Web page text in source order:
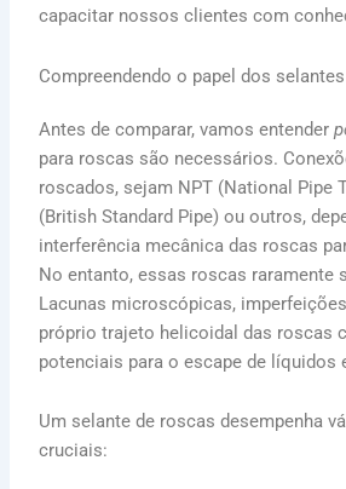
capacitar nossos clientes com
Compreendendo o papel dos
Antes de comparar, vamos entender
para roscas são necessários.
roscados, sejam NPT (National Pipe
(British Standard Pipe) ou outros,
interferência mecânica das roscas
No entanto, essas roscas raramente
Lacunas microscópicas,
próprio trajeto helicoidal das roscas
potenciais para o escape de líquidos
Um selante de roscas desempenha
cruciais: